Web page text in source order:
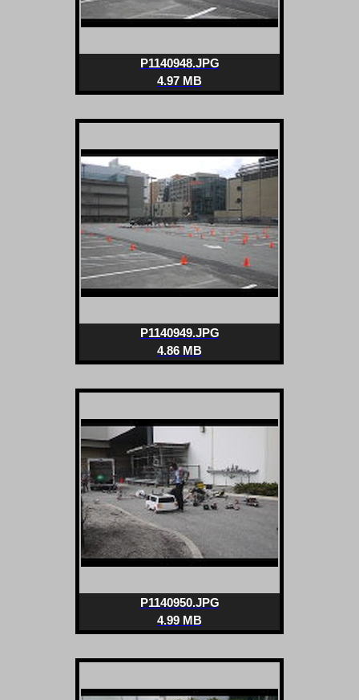
P1140948.JPG
4.97 MB
P1140949.JPG
4.86 MB
P1140950.JPG
4.99 MB